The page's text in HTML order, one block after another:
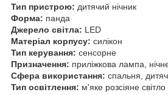
Тип пристрою: дитячий нічник
Форма: панда
Джерело світла: LED
Матеріал корпусу: силікон
Тип керування: сенсорне
Призначення: приліжкова лампа,
Сфера використання: спальня,
Тип освітлення: м'яке розсіяне світло